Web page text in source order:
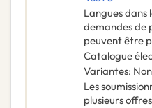
Langues dans
demandes
peuvent être
Catalogue
Variantes:
Les
plusieurs offres